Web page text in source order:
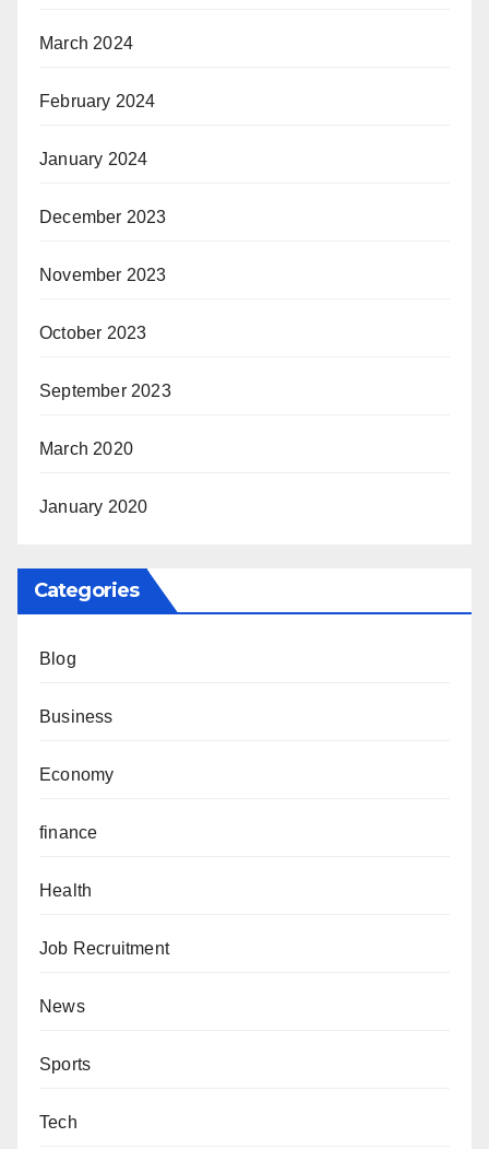
March 2024
February 2024
January 2024
December 2023
November 2023
October 2023
September 2023
March 2020
January 2020
Categories
Blog
Business
Economy
finance
Health
Job Recruitment
News
Sports
Tech